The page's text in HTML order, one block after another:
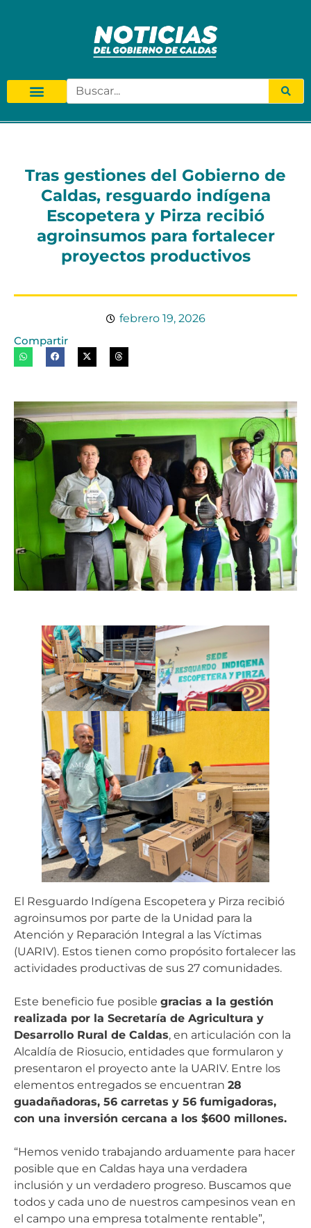
Tras gestiones del Gobierno de
Caldas, resguardo indígena
Escopetera y Pirza recibió
agroinsumos para fortalecer
proyectos productivos
febrero 19, 2026
Compartir
El Resguardo Indígena Escopetera y Pirza recibió
agroinsumos por parte de la Unidad para la
Atención y Reparación Integral a las Víctimas
(UARIV). Estos tienen como propósito fortalecer las
actividades productivas de sus 27 comunidades.
Este beneficio fue posible gracias a la gestión
realizada por la Secretaría de Agricultura y
Desarrollo Rural de Caldas, en articulación con la
Alcaldía de Riosucio, entidades que formularon y
presentaron el proyecto ante la UARIV. Entre los
elementos entregados se encuentran 28
guadañadoras, 56 carretas y 56 fumigadoras,
con una inversión cercana a los $600 millones.
“Hemos venido trabajando arduamente para hacer
posible que en Caldas haya una verdadera
inclusión y un verdadero progreso. Buscamos que
todos y cada uno de nuestros campesinos vean en
el campo una empresa totalmente rentable”,